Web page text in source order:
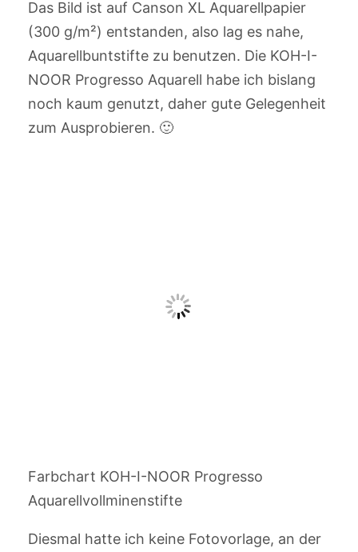
Das Bild ist auf Canson XL Aquarellpapier
(300 g/m²) entstanden, also lag es nahe,
Aquarellbuntstifte zu benutzen. Die KOH-I-
NOOR Progresso Aquarell habe ich bislang
noch kaum genutzt, daher gute Gelegenheit
zum Ausprobieren. 🙂
Farbchart KOH-I-NOOR Progresso
Aquarellvollminenstifte
Diesmal hatte ich keine Fotovorlage, an der